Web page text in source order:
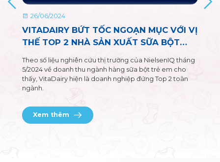
26/06/2024
VITADAIRY BỨT TỐC NGOẠN MỤC VỚI VỊ
THẾ TOP 2 NHÀ SẢN XUẤT SỮA BỘT
Theo số liệu nghiên cứu thị trường của NielsenIQ tháng
5/2024 về doanh thu ngành hàng sữa bột trẻ em cho
thấy, VitaDairy hiện là doanh nghiệp đứng Top 2 toàn
ngành.
Xem thêm